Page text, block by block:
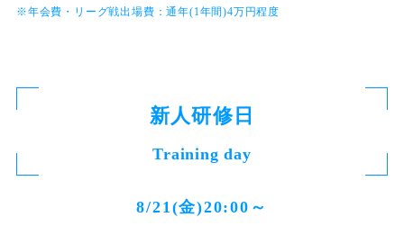
※年会費・リーグ戦出場費：通年(1年間)4万円程度
新人研修日
Training day
8/21(金)20:00～